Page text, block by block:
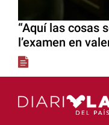
“Aquí las cosas
l’examen en